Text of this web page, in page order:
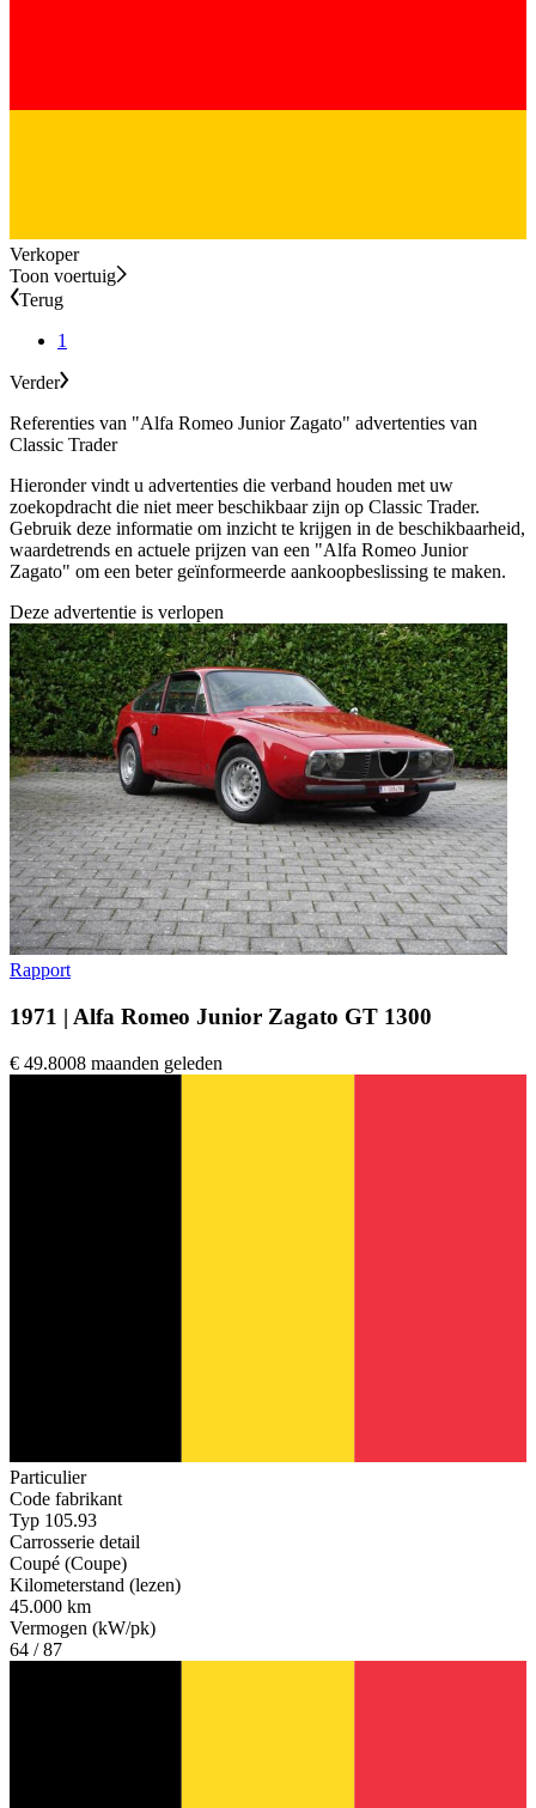
Verkoper
Toon voertuig
Terug
1
Verder
Referenties van "Alfa Romeo Junior Zagato" advertenties van
Classic Trader
Hieronder vindt u advertenties die verband houden met uw
zoekopdracht die niet meer beschikbaar zijn op Classic Trader.
Gebruik deze informatie om inzicht te krijgen in de beschikbaarheid,
waardetrends en actuele prijzen van een "Alfa Romeo Junior
Zagato" om een beter geïnformeerde aankoopbeslissing te maken.
Deze advertentie is verlopen
Rapport
1971 | Alfa Romeo Junior Zagato GT 1300
€ 49.8008 maanden geleden
Particulier
Code fabrikant
Typ 105.93
Carrosserie detail
Coupé (Coupe)
Kilometerstand (lezen)
45.000 km
Vermogen (kW/pk)
64 / 87